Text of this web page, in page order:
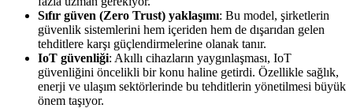
Sıfır güven (Zero Trust) yaklaşımı: Bu model, şirketlerin
güvenlik sistemlerini hem içeriden hem de dışarıdan gelen
tehditlere karşı güçlendirmelerine olanak tanır.
IoT güvenliği: Akıllı cihazların yaygınlaşması, IoT
güvenliğini öncelikli bir konu haline getirdi. Özellikle sağlık,
enerji ve ulaşım sektörlerinde bu tehditlerin yönetilmesi büyük
önem taşıyor.